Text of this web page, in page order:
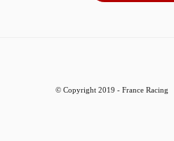
© Copyright 2019 - France Racing